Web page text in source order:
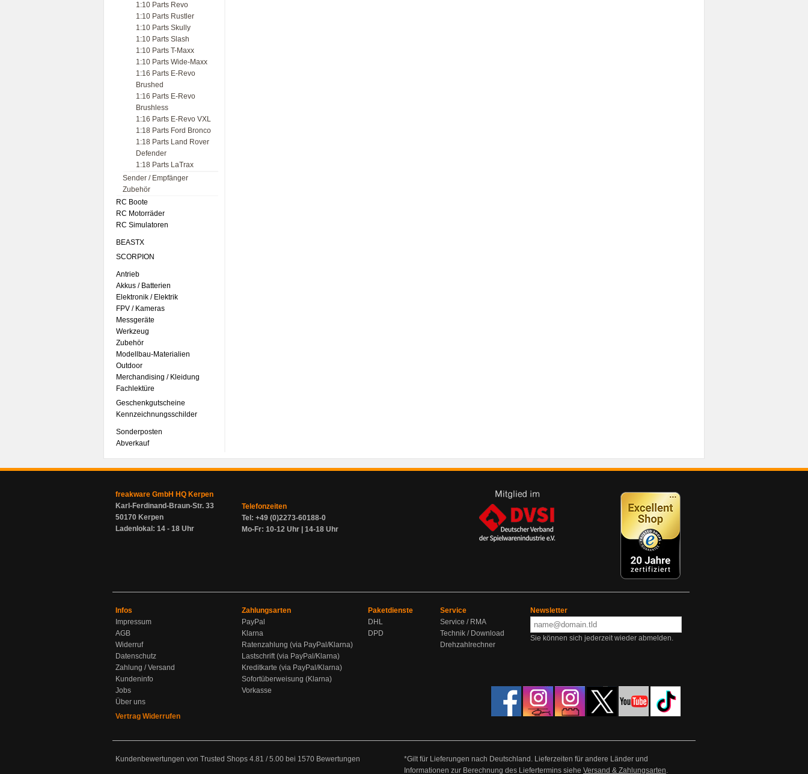
1:10 Parts Revo
1:10 Parts Rustler
1:10 Parts Skully
1:10 Parts Slash
1:10 Parts T-Maxx
1:10 Parts Wide-Maxx
1:16 Parts E-Revo
Brushed
1:16 Parts E-Revo
Brushless
1:16 Parts E-Revo VXL
1:18 Parts Ford Bronco
1:18 Parts Land Rover
Defender
1:18 Parts LaTrax
Sender / Empfänger
Zubehör
RC Boote
RC Motorräder
RC Simulatoren
BEASTX
SCORPION
Antrieb
Akkus / Batterien
Elektronik / Elektrik
FPV / Kameras
Messgeräte
Werkzeug
Zubehör
Modellbau-Materialien
Outdoor
Merchandising / Kleidung
Fachlektüre
Geschenkgutscheine
Kennzeichnungsschilder
Sonderposten
Abverkauf
freakware GmbH HQ Kerpen
Karl-Ferdinand-Braun-Str. 33
50170 Kerpen
Ladenlokal: 14 - 18 Uhr
Telefonzeiten
Tel: +49 (0)2273-60188-0
Mo-Fr: 10-12 Uhr | 14-18 Uhr
Infos
Impressum
AGB
Widerruf
Datenschutz
Zahlung / Versand
Kundeninfo
Jobs
Über uns
Vertrag Widerrufen
Zahlungsarten
PayPal
Klarna
Ratenzahlung (via PayPal/Klarna)
Lastschrift (via PayPal/Klarna)
Kreditkarte (via PayPal/Klarna)
Sofortüberweisung (Klarna)
Vorkasse
Paketdienste
DHL
DPD
Service
Service / RMA
Technik / Download
Drehzahlrechner
Newsletter
Sie können sich jederzeit wieder abmelden.
Kundenbewertungen von Trusted Shops 4.81 /5.00 bei 1570 Bewertungen
*Gilt für Lieferungen nach Deutschland. Lieferzeiten für andere Länder und
Informationen zur Berechnung des Liefertermins siehe Versand & Zahlungsarten.